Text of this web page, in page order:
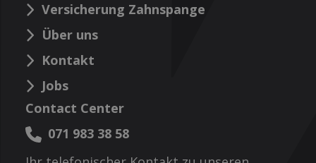
Versicherung Zahnspange
Über uns
Kontakt
Jobs
Contact Center
071 983 38 58